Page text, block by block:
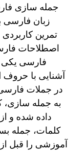
سازی
فارسی
و
آشنایی
با
ساختار
جمله
در
جمله سازی
زبان فارسی
تمرین کاربردی
اصطلاحات
فارسی یکی
آشنایی با حروف
در جملات
به جمله
داده شده و
کلمات، جمله
آموزشی را قبل